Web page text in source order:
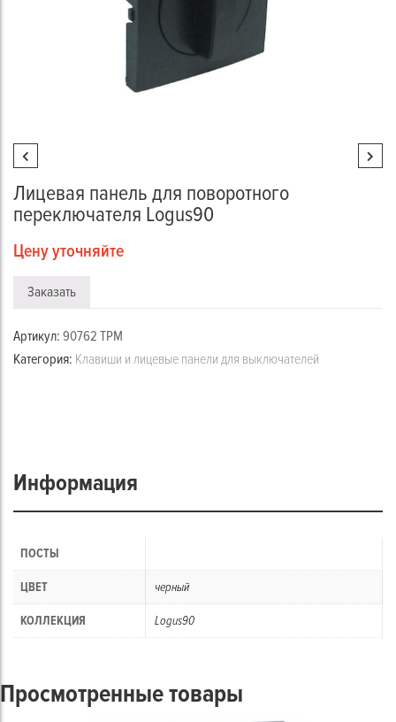
Лицевая панель для поворотного
переключателя Logus90
Цену уточняйте
Заказать
Артикул: 90762 TPM
Категория: Клавиши и лицевые панели для выключателей
Информация
ПОСТЫ
ЦВЕТ черный
КОЛЛЕКЦИЯ Logus90
Просмотренные товары